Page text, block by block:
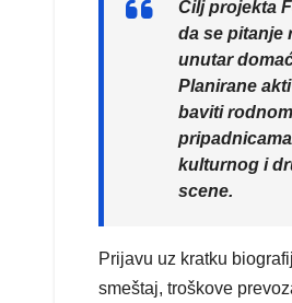
Cilj projekta
da se pitanje
unutar
Planirane
baviti
kulturnog i
scene.
Prijavu uz kratku
smeštaj, troškove